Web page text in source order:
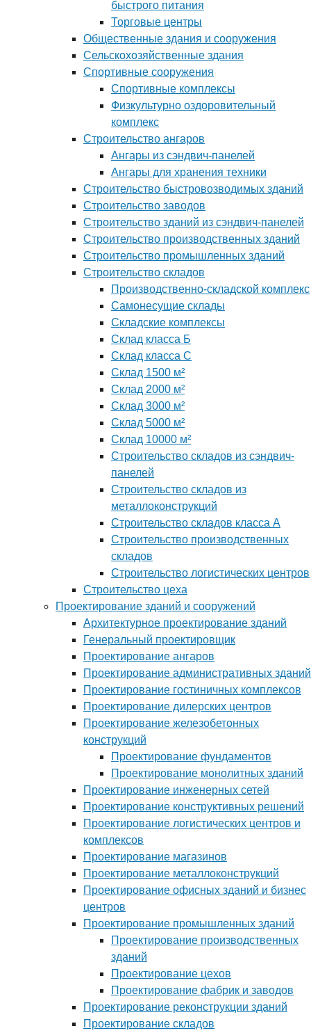
быстрого питания
Торговые центры
Общественные здания и сооружения
Сельскохозяйственные здания
Спортивные сооружения
Спортивные комплексы
Физкультурно оздоровительный
комплекс
Строительство ангаров
Ангары из сэндвич-панелей
Ангары для хранения техники
Строительство быстровозводимых зданий
Строительство заводов
Строительство зданий из сэндвич-панелей
Строительство производственных зданий
Строительство промышленных зданий
Строительство складов
Производственно-складской комплекс
Самонесущие склады
Складские комплексы
Склад класса Б
Склад класса С
Склад 1500 м²
Склад 2000 м²
Склад 3000 м²
Склад 5000 м²
Склад 10000 м²
Строительство складов из сэндвич-
панелей
Строительство складов из
металлоконструкций
Строительство складов класса А
Строительство производственных
складов
Строительство логистических центров
Строительство цеха
Проектирование зданий и сооружений
Архитектурное проектирование зданий
Генеральный проектировщик
Проектирование ангаров
Проектирование административных зданий
Проектирование гостиничных комплексов
Проектирование дилерских центров
Проектирование железобетонных
конструкций
Проектирование фундаментов
Проектирование монолитных зданий
Проектирование инженерных сетей
Проектирование конструктивных решений
Проектирование логистических центров и
комплексов
Проектирование магазинов
Проектирование металлоконструкций
Проектирование офисных зданий и бизнес
центров
Проектирование промышленных зданий
Проектирование производственных
зданий
Проектирование цехов
Проектирование фабрик и заводов
Проектирование реконструкции зданий
Проектирование складов